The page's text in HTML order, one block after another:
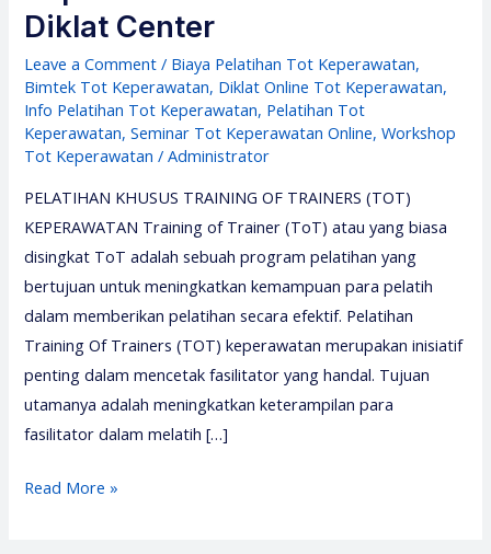
Diklat Center
Leave a Comment / Biaya Pelatihan Tot Keperawatan,
Bimtek Tot Keperawatan, Diklat Online Tot Keperawatan,
Info Pelatihan Tot Keperawatan, Pelatihan Tot
Keperawatan,Seminar Tot Keperawatan Online,Workshop
Tot Keperawatan /Administrator
PELATIHAN KHUSUS TRAINING OF TRAINERS (TOT)
KEPERAWATAN Training of Trainer (ToT) atau yang biasa
disingkat ToT adalah sebuah program pelatihan yang
bertujuan untuk meningkatkan kemampuan para pelatih
dalam memberikan pelatihan secara efektif. Pelatihan
Training Of Trainers (TOT) keperawatan merupakan inisiatif
penting dalam mencetak fasilitator yang handal. Tujuan
utamanya adalah meningkatkan keterampilan para
fasilitator dalam melatih […]
Pelatihan
Read More »